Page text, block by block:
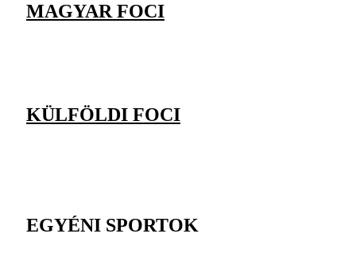
MAGYAR FOCI
KÜLFÖLDI FOCI
EGYÉNI SPORTOK